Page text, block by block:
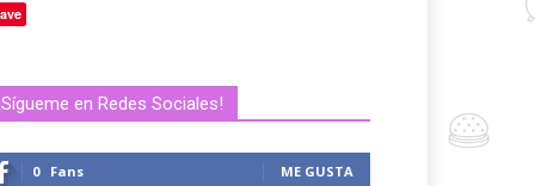
en Redes Sociales!
0 Fans ME GUSTA